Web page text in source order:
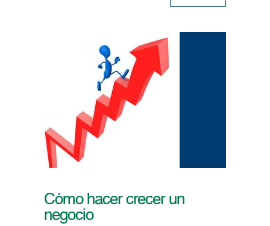
Cómo hacer crecer un
negocio